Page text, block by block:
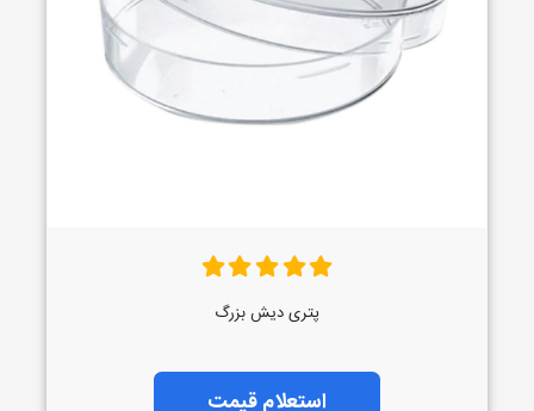
پتری دیش بزرگ
استعلام قیمت